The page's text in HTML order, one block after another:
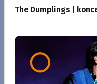
The Dumplings |